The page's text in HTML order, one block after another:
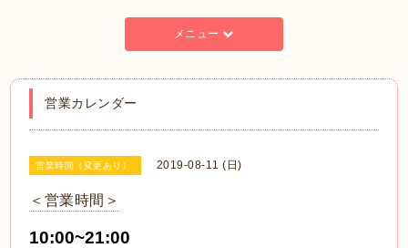
メニュー
営業カレンダー
営業時間（変更あり） 2019-08-11 (日)
＜営業時間＞
10:00~21:00